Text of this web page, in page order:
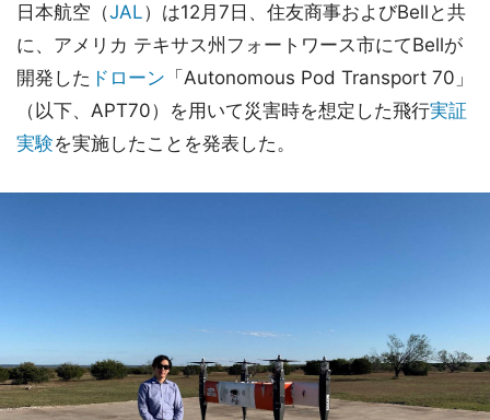
日本航空（JAL）は12月7日、住友商事およびBellと共
に、アメリカ テキサス州フォートワース市にてBellが
開発した ドローン 「Autonomous Pod Transport 70」
（以下、APT70）を用いて災害時を想定した飛行実証
実験を実施したことを発表した。